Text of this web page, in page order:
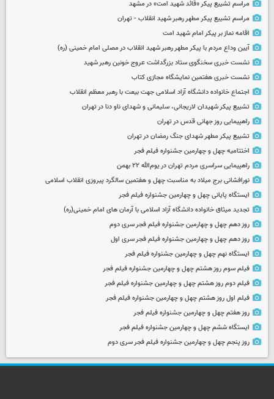
مراسم تشییع پیکر «قائد شهید امت» در مشهد
مراسم تشییع پیکر مطهر رهبر شهید انقلاب - تهران
اقامه نماز بر پیکر امام شهید امت
آیین وداع مردم با پیکر مطهر رهبر شهید انقلاب در مصلی امام خمینی (ره)
نشست خبری سخنگوی ستاد بزرگداشت عروج خونین رهبر شهید
نشست خبری هفتمین نمایشگاه مجازی کتاب
اجتماع خانواده دانشگاه آزاد اسلامی جهت بیعت با رهبر معظم انقلاب
تشییع پیکر شهیدان لاریجانی، سلیمانی و شهدای ناو دنا در تهران
راهپیمایی روز جهانی قدس در تهران
تشییع پیکر مطهر شهدای جنگ رمضان در تهران
اختتامیه چهل و چهارمین جشنواره فیلم فجر
راهپیمایی سراسری مردم تهران در یوم‌الله ۲۲ بهمن
نورافشانی برج میلاد به مناسبت چهل‌ و هفتمین سالگرد پیروزی انقلاب اسلامی
ایستگاه پایانی چهل و چهارمین جشنواره فیلم فجر
تجدید میثاق خانواده دانشگاه آزاد اسلامی با آرمان های امام خمینی(ره)
روز دهم چهل و چهارمین جشنواره فیلم فجر سری دوم
روز دهم چهل و چهارمین جشنواره فیلم فجر سری اول
ایستگاه نهم چهل و چهارمین جشنواره فیلم فجر
فیلم سوم روز هشتم چهل و چهارمین جشنواره فیلم فجر
فیلم دوم روز هشتم چهل و چهارمین جشنواره فیلم فجر
فیلم اول روز هشتم چهل و چهارمین جشنواره فیلم فجر
روز هفتم چهل و چهارمین جشنواره فیلم فجر
ایستگاه ششم چهل و چهارمین جشنواره فیلم فجر
روز پنجم چهل و چهارمین جشنواره فیلم فجر سری دوم